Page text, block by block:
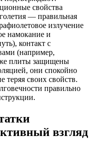
свойства
— правильная
излучение
намокание и
контакт с
(например,
плиты защищены
они спокойно
теряя своих свойств.
правильно
взгляд